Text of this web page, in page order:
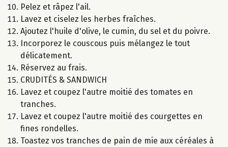
Pelez et râpez l'ail.
Lavez et ciselez les herbes fraîches.
Ajoutez l'huile d'olive, le cumin, du sel et du poivre.
Incorporez le couscous puis mélangez le tout
délicatement.
Réservez au frais.
CRUDITÉS & SANDWICH
Lavez et coupez l'autre moitié des tomates en
tranches.
Lavez et coupez l'autre moitié des courgettes en
fines rondelles.
Toastez vos tranches de pain de mie aux céréales à